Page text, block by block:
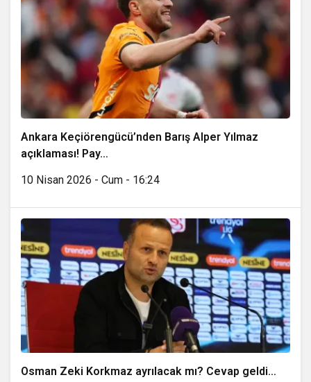
Ankara Keçiörengücü’nden Barış Alper Yılmaz
açıklaması! Pay…
10 Nisan 2026 - Cum - 16:24
Osman Zeki Korkmaz ayrılacak mı? Cevap geldi…